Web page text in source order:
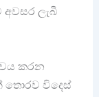
අවසර ලැබී
කරන
තොරව විදෙස්